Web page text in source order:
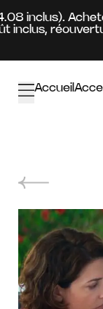
inclus).
Accueil